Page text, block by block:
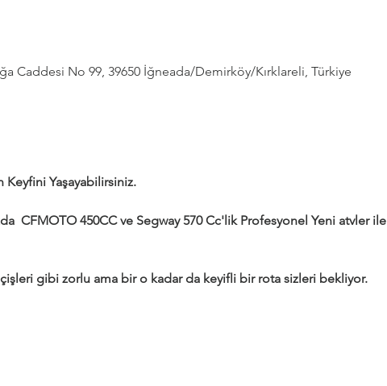
Caddesi No 99, 39650 İğneada/Demirköy/Kırklareli, Türkiye
Keyfini Yaşayabilirsiniz.
CFMOTO 450CC ve Segway 570 Cc'lik Profesyonel Yeni atvler ile
gibi zorlu ama bir o kadar da keyifli bir rota sizleri bekliyor.